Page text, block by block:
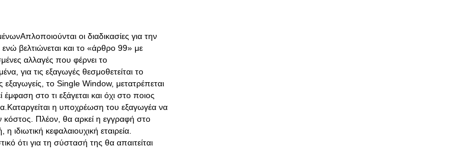
οι διαδικασίες για την
βελτιώνεται και το «άρθρο 99» με
αλλαγές που φέρνει το
για τις εξαγωγές θεσμοθετείται το
το Single Window, μετατρέπεται
στο τι εξάγεται και όχι στο ποιος
η υποχρέωση του εξαγωγέα να
κόστος. Πλέον, θα αρκεί η εγγραφή στο
κεφαλαιουχική εταιρεία.
ότι για τη σύστασή της θα απαιτείται